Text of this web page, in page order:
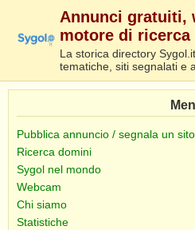
Annunci gratuiti,
motore di ricerca
La storica directory
tematiche, siti segnalati e
Pubblica annuncio / segnala un sito
Ricerca domini
Sygol nel mondo
Webcam
Chi siamo
Statistiche